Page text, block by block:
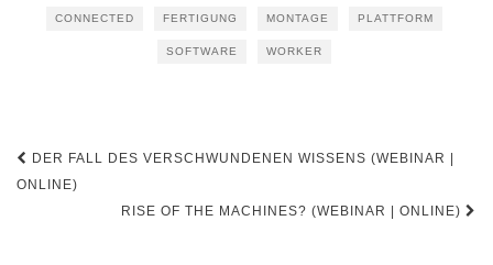
CONNECTED FERTIGUNG MONTAGE PLATTFORM
SOFTWARE WORKER
Beitragsnavigation
DER FALL DES VERSCHWUNDENEN WISSENS (WEBINAR |
ONLINE)
RISE OF THE MACHINES? (WEBINAR | ONLINE)